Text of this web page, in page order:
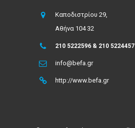
Καποδιστρίου 29,
Αθήνα 104 32
210 5222596 & 210 5224457
info@befa.gr
http://www.befa.gr